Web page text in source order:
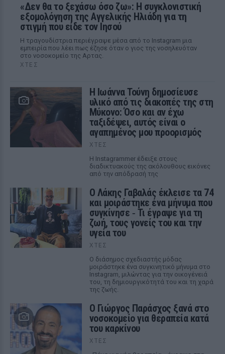
«Δεν θα το ξεχάσω όσο ζω»: Η συγκλονιστική
εξομολόγηση της Αγγελικής Ηλιάδη για τη
στιγμή που είδε τον Ιησού
Η τραγουδίστρια περιέγραψε μέσα από το Instagram μια
εμπειρία που λέει πως έζησε όταν ο γιος της νοσηλευόταν
στο νοσοκομείο της Αρτας.
ΧΤΕΣ
Η Ιωάννα Τούνη δημοσίευσε
υλικό από τις διακοπές της στη
Μύκονο: Όσο και αν έχω
ταξιδέψει, αυτός είναι ο
αγαπημένος μου προορισμός
ΧΤΕΣ
Η Instagrammer έδειξε στους
διαδικτυακούς της ακόλουθους εικόνες
από την απόδρασή της
Ο Λάκης Γαβαλάς έκλεισε τα 74
και μοιράστηκε ένα μήνυμα που
συγκίνησε ‑ Τι έγραψε για τη
ζωή, τους γονείς του και την
υγεία του
ΧΤΕΣ
Ο διάσημος σχεδιαστής μόδας
μοιράστηκε ένα συγκινητικό μήνυμα στο
Instagram, μιλώντας για την οικογένειά
του, τη δημιουργικότητά του και τη χαρά
της ζωής.
O Γιώργος Παράσχος ξανά στο
νοσοκομείο για θεραπεία κατά
του καρκίνου
ΧΤΕΣ